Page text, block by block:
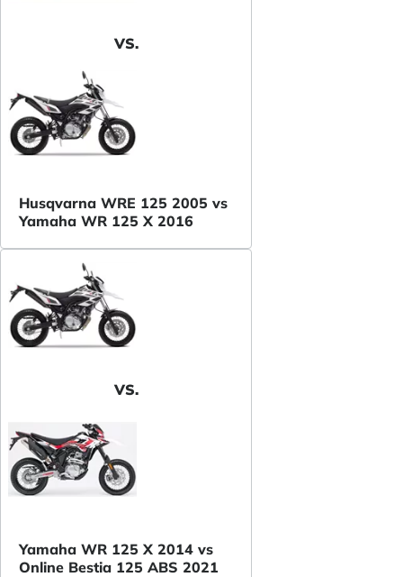
VS.
Husqvarna WRE 125 2005 vs
Yamaha WR 125 X 2016
VS.
Yamaha WR 125 X 2014 vs
Online Bestia 125 ABS 2021